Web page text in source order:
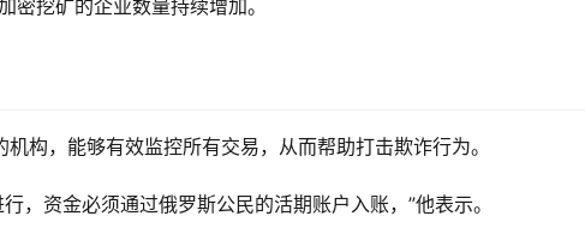
密挖矿的企业数量持续增加。
构，能够有效监控所有交易，从而帮助打击欺诈行为。
，资金必须通过俄罗斯公民的活期账户入账，”他表示。